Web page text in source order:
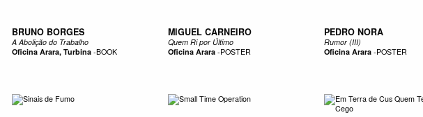
BRUNO BORGES
A Abolição do Trabalho
Oficina Arara, Turbina-BOOK
MIGUEL CARNEIRO
Quem Ri por Último
Oficina Arara-POSTER
PEDRO NORA
Rumor (III)
Oficina Arara-POSTER